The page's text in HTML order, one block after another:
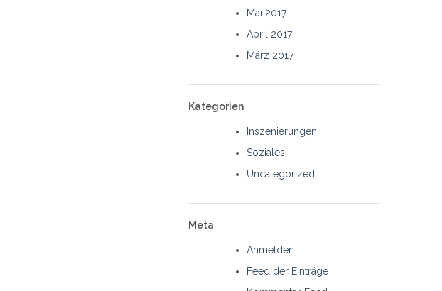
Mai 2017
April 2017
März 2017
Kategorien
Inszenierungen
Soziales
Uncategorized
Meta
Anmelden
Feed der Einträge